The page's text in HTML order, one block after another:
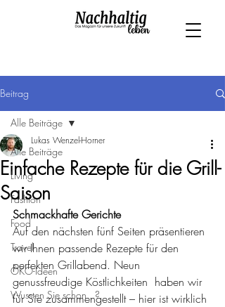
Beitrag
Alle Beiträge
Living
Fashion
Food
Travel
ÖKO-Ideen
Wussten Sie schon...?
Alle Beiträge
Einfache Rezepte für die Grill-
Saison
Lukas Wenzel-Horner
Schmackhafte Gerichte
Auf den nächsten fünf Seiten präsentieren
wir Ihnen passende Rezepte für den
perfekten Grillabend. Neun
genussfreudige Köstlichkeiten  haben wir
für Sie zusammengestellt – hier ist wirklich